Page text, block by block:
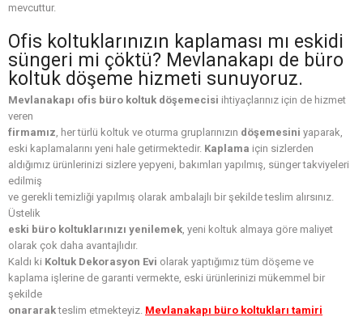
mevcuttur.
Ofis koltuklarınızın kaplaması mı eskidi
süngeri mi çöktü? Mevlanakapı de büro
koltuk döşeme hizmeti sunuyoruz.
Mevlanakapı ofis büro koltuk döşemecisi ihtiyaçlarınız için de hizmet
veren
firmamız , her türlü koltuk ve oturma gruplarınızın döşemesini yaparak,
eski kaplamalarını yeni hale getirmektedir. Kaplama için sizlerden
aldığımız ürünlerinizi sizlere yepyeni, bakımları yapılmış, sünger takviyeleri
edilmiş
ve gerekli temizliği yapılmış olarak ambalajlı bir şekilde teslim alırsınız.
Üstelik
eski büro koltuklarınızı yenilemek , yeni koltuk almaya göre maliyet
olarak çok daha avantajlıdır.
Kaldı ki Koltuk Dekorasyon Evi olarak yaptığımız tüm döşeme ve
kaplama işlerine de garanti vermekte, eski ürünlerinizi mükemmel bir
şekilde
onararakteslim etmekteyiz. Mevlanakapı büro koltukları tamiri